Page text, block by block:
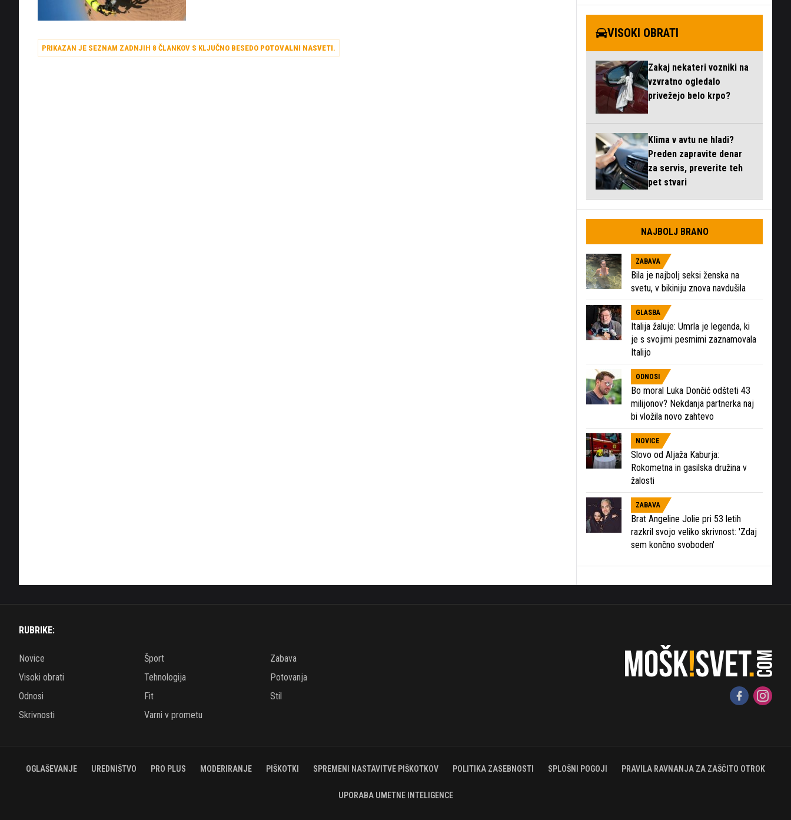
PRIKAZAN JE SEZNAM ZADNJIH 8 ČLANKOV S KLJUČNO BESEDO POTOVALNI NASVETI.
VISOKI OBRATI
Zakaj nekateri vozniki na
vzvratno ogledalo
privežejo belo krpo?
Klima v avtu ne hladi?
Preden zapravite denar
za servis, preverite teh
pet stvari
NAJBOLJ BRANO
ZABAVA
Bila je najbolj seksi ženska na
svetu, v bikiniju znova navdušila
GLASBA
Italija žaluje: Umrla je legenda, ki
je s svojimi pesmimi zaznamovala
Italijo
ODNOSI
Bo moral Luka Dončić odšteti 43
milijonov? Nekdanja partnerka naj
bi vložila novo zahtevo
NOVICE
Slovo od Aljaža Kaburja:
Rokometna in gasilska družina v
žalosti
ZABAVA
Brat Angeline Jolie pri 53 letih
razkril svojo veliko skrivnost: 'Zdaj
sem končno svoboden'
RUBRIKE:
Novice Šport
Zabava
Visoki obrati
Tehnologija
Potovanja
Odnosi
Fit
Stil
Skrivnosti
Varni v prometu
OGLAŠEVANJE UREDNIŠTVO PRO PLUS MODERIRANJE PIŠKOTKI SPREMENI NASTAVITVE PIŠKOTKOV POLITIKA ZASEBNOSTI SPLOŠNI POGOJI PRAVILA RAVNANJA ZA ZAŠČITO OTROK
UPORABA UMETNE INTELIGENCE